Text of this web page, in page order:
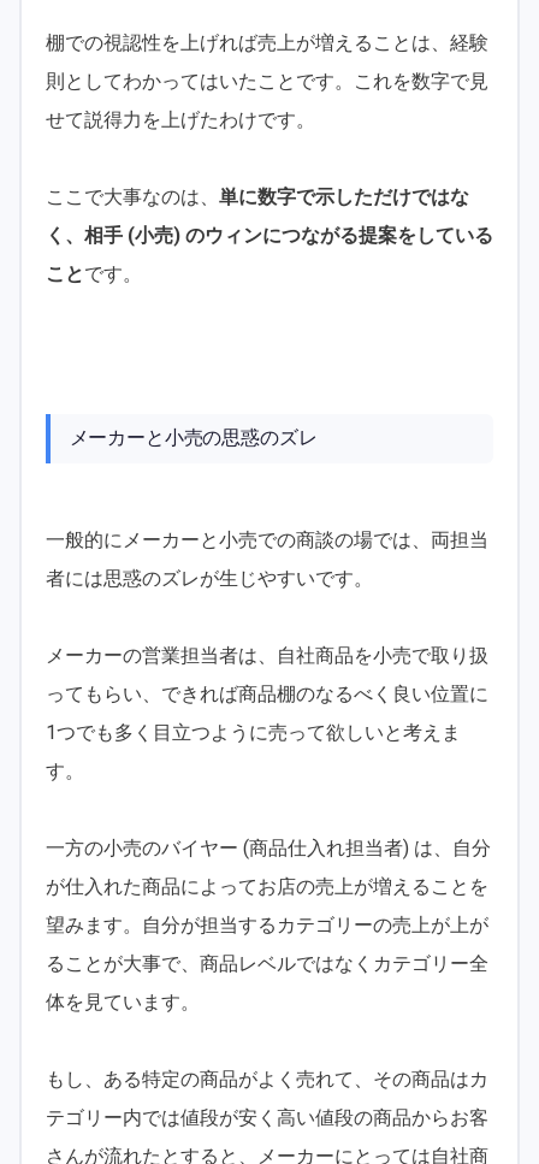
棚での視認性を上げれば売上が増えることは、経験
則としてわかってはいたことです。これを数字で見
せて説得力を上げたわけです。
ここで大事なのは、 単に数字で示しただけではな
く、相手 (小売) のウィンにつながる提案をしている
ことです。
メーカーと小売の思惑のズレ
一般的にメーカーと小売での商談の場では、両担当
者には思惑のズレが生じやすいです。
メーカーの営業担当者は、自社商品を小売で取り扱
ってもらい、できれば商品棚のなるべく良い位置に
1つでも多く目立つように売って欲しいと考えま
す。
一方の小売のバイヤー (商品仕入れ担当者) は、自分
が仕入れた商品によってお店の売上が増えることを
望みます。自分が担当するカテゴリーの売上が上が
ることが大事で、商品レベルではなくカテゴリー全
体を見ています。
もし、ある特定の商品がよく売れて、その商品はカ
テゴリー内では値段が安く高い値段の商品からお客
さんが流れたとすると、メーカーにとっては自社商